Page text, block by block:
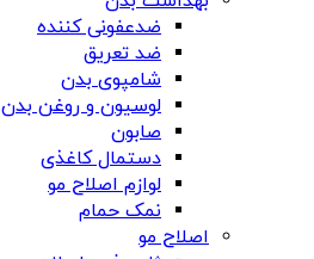
ضدعفونی کننده
ضد تعریق
شامپوی بدن
لوسیون و روغن بدن
صابون
دستمال کاغذی
لوازم اصلاح مو
نمک حمام
اصلاح مو